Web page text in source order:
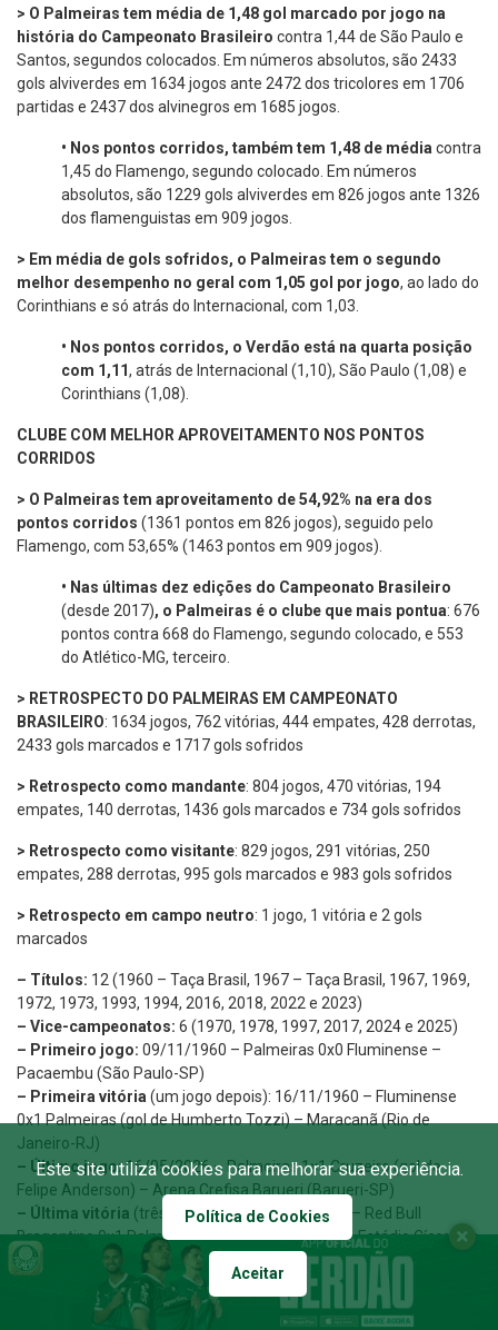
> O Palmeiras tem média de 1,48 gol marcado por jogo na
história do Campeonato Brasileiro contra 1,44 de São Paulo e
Santos, segundos colocados. Em números absolutos, são 2433
gols alviverdes em 1634 jogos ante 2472 dos tricolores em 1706
partidas e 2437 dos alvinegros em 1685 jogos.
• Nos pontos corridos, também tem 1,48 de média contra
1,45 do Flamengo, segundo colocado. Em números
absolutos, são 1229 gols alviverdes em 826 jogos ante 1326
dos flamenguistas em 909 jogos.
> Em média de gols sofridos, o Palmeiras tem o segundo
melhor desempenho no geral com 1,05 gol por jogo, ao lado do
Corinthians e só atrás do Internacional, com 1,03.
• Nos pontos corridos, o Verdão está na quarta posição
com 1,11, atrás de Internacional (1,10), São Paulo (1,08) e
Corinthians (1,08).
CLUBE COM MELHOR APROVEITAMENTO NOS PONTOS
CORRIDOS
> O Palmeiras tem aproveitamento de 54,92% na era dos
pontos corridos (1361 pontos em 826 jogos), seguido pelo
Flamengo, com 53,65% (1463 pontos em 909 jogos).
• Nas últimas dez edições do Campeonato Brasileiro
(desde 2017), o Palmeiras é o clube que mais pontua: 676
pontos contra 668 do Flamengo, segundo colocado, e 553
do Atlético-MG, terceiro.
> RETROSPECTO DO PALMEIRAS EM CAMPEONATO
BRASILEIRO: 1634 jogos, 762 vitórias, 444 empates, 428 derrotas,
2433 gols marcados e 1717 gols sofridos
> Retrospecto como mandante: 804 jogos, 470 vitórias, 194
empates, 140 derrotas, 1436 gols marcados e 734 gols sofridos
> Retrospecto como visitante: 829 jogos, 291 vitórias, 250
empates, 288 derrotas, 995 gols marcados e 983 gols sofridos
> Retrospecto em campo neutro: 1 jogo, 1 vitória e 2 gols
marcados
– Títulos: 12 (1960 – Taça Brasil, 1967 – Taça Brasil, 1967, 1969,
1972, 1973, 1993, 1994, 2016, 2018, 2022 e 2023)
– Vice-campeonatos: 6 (1970, 1978, 1997, 2017, 2024 e 2025)
– Primeiro jogo: 09/11/1960 – Palmeiras 0x0 Fluminense –
Pacaembu (São Paulo-SP)
– Primeira vitória (um jogo depois): 16/11/1960 – Fluminense
0x1 Palmeiras (gol de Humberto Tozzi) – Maracanã (Rio de
Janeiro-RJ)
– Último jogo:16/05/2026 – Palmeiras 1×1 Cruzeiro (gol de
Felipe Anderson) – Arena Crefisa Barueri (Barueri-SP)
– Última vitória (três jogos antes): 26/04/2026 – Red Bull
Bragantino 0x1 Palmeiras (gol de Flaco López) – Estádio Cícero de
Souza Marques (Bragança Paulista-SP)
– Maior goleada como mandante:30/03/1984 – Palmeiras 7×0
CRB-AL (gols de Jorginho Putinatti, três vezes, Reinaldo Xavier,
Este site utiliza cookies para melhorar sua experiência.
Política de Cookies
Aceitar